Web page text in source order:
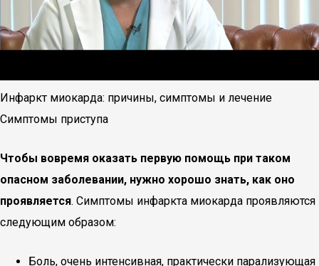
Инфаркт миокарда: причины, симптомы и лечение
Симптомы приступа
Чтобы вовремя оказать первую помощь при таком
опасном заболевании, нужно хорошо знать, как оно
проявляется. Симптомы инфаркта миокарда проявляются
следующим образом:
Боль, очень интенсивная, практически парализующая